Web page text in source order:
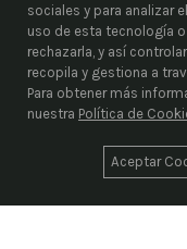
sociales y para analizar
uso de esta tecnología
rechazarla, y así
recopila y gestiona a
Para obtener más
nuestra Política de
Aceptar